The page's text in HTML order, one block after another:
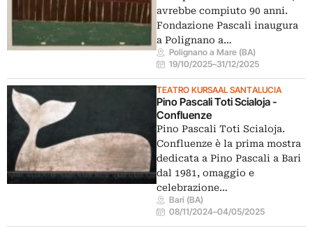
avrebbe compiuto 90 anni.
Fondazione Pascali inaugura
a Polignano a…
Polignano a Mare (BA)
19/10/2025–31/12/2025
TEATRO KURSAAL SANTALUCIA
Pino Pascali Toti Scialoja -
Confluenze
Pino Pascali Toti Scialoja.
Confluenze è la prima mostra
dedicata a Pino Pascali a Bari
dal 1981, omaggio e
celebrazione…
Bari (BA)
08/11/2024–04/05/2025